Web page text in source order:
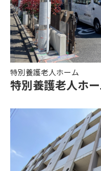
特別養護老人ホーム
特別養護老人ホ